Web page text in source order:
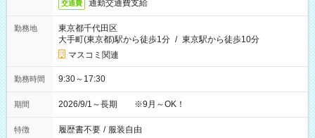
交通費 通勤交通費支給
勤務地
東京都千代田区
大手町(東京都)駅から徒歩1分 / 東京駅から徒歩10分
マスコミ関連
勤務時間 9:30～17:30
期間 2026/9/1～長期 ※9月～OK！
特徴 履歴書不要 / 服装自由